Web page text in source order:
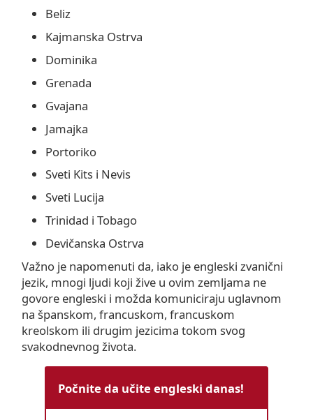
Beliz
Kajmanska Ostrva
Dominika
Grenada
Gvajana
Jamajka
Portoriko
Sveti Kits i Nevis
Sveti Lucija
Trinidad i Tobago
Devičanska Ostrva
Važno je napomenuti da, iako je engleski zvanični
jezik, mnogi ljudi koji žive u ovim zemljama ne
govore engleski i možda komuniciraju uglavnom
na španskom, francuskom, francuskom
kreolskom ili drugim jezicima tokom svog
svakodnevnog života.
Počnite da učite engleski danas!